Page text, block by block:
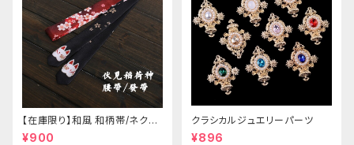
【在庫限り】和風 和柄帯/ネクタ
イ/リボン（狐面/金魚
¥900
クラシカルジュエリーパーツ
¥896